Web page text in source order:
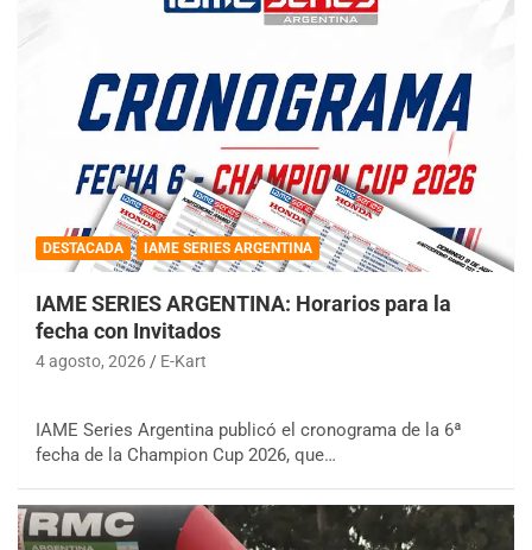
DESTACADA IAME SERIES ARGENTINA
IAME SERIES ARGENTINA: Horarios para la
fecha con Invitados
4 agosto, 2026 E-Kart
IAME Series Argentina publicó el cronograma de la 6ª
fecha de la Champion Cup 2026, que…